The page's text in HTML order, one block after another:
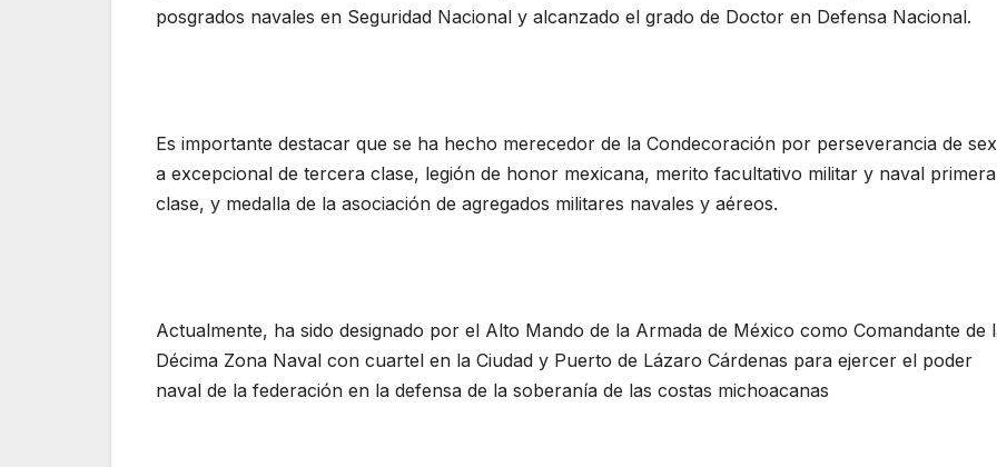
posgrados navales en Seguridad Nacional y alcanzado el grado de Doctor en Defensa Nacional.
Es importante destacar que se ha hecho merecedor de la Condecoración por perseverancia de
a excepcional de tercera clase, legión de honor mexicana, merito facultativo militar y naval primera
clase, y medalla de la asociación de agregados militares navales y aéreos.
Actualmente, ha sido designado por el Alto Mando de la Armada de México como Comandante de
Décima Zona Naval con cuartel en la Ciudad y Puerto de Lázaro Cárdenas para ejercer el poder
naval de la federación en la defensa de la soberanía de las costas michoacanas